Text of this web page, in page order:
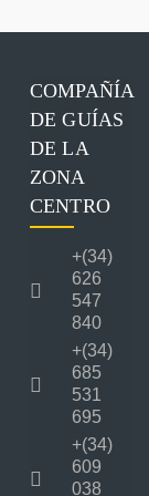
COMPAÑÍA
DE GUÍAS
DE LA
ZONA
CENTRO
+(34)
626
547
840
+(34)
685
531
695
+(34)
609
038